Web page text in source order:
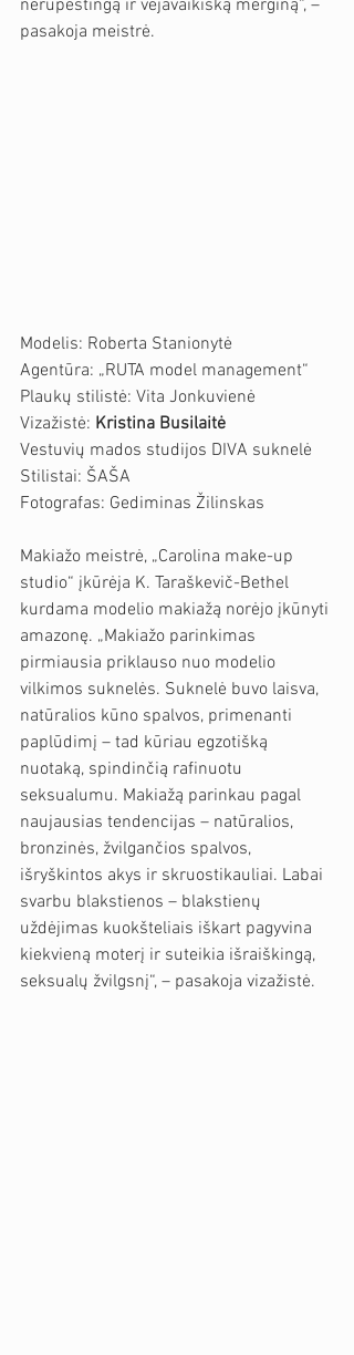
nerūpestingą ir vėjavaikišką merginą“, –
pasakoja meistrė.
Modelis: Roberta Stanionytė
Agentūra: „RUTA model management“
Plaukų stilistė: Vita Jonkuvienė
Vizažistė: Kristina Busilaitė
Vestuvių mados studijos DIVA suknelė
Stilistai: ŠAŠA
Fotografas: Gediminas Žilinskas
Makiažo meistrė, „Carolina make-up
studio“ įkūrėja K. Taraškevič-Bethel
kurdama modelio makiažą norėjo įkūnyti
amazonę. „Makiažo parinkimas
pirmiausia priklauso nuo modelio
vilkimos suknelės. Suknelė buvo laisva,
natūralios kūno spalvos, primenanti
paplūdimį – tad kūriau egzotišką
nuotaką, spindinčią rafinuotu
seksualumu. Makiažą parinkau pagal
naujausias tendencijas – natūralios,
bronzinės, žvilgančios spalvos,
išryškintos akys ir skruostikauliai. Labai
svarbu blakstienos – blakstienų
uždėjimas kuokšteliais iškart pagyvina
kiekvieną moterį ir suteikia išraiškingą,
seksualų žvilgsnį“, – pasakoja vizažistė.